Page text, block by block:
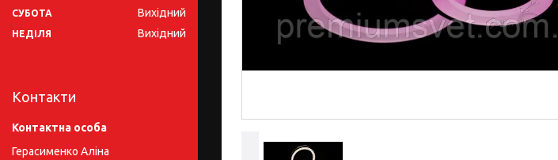
СУБОТА Вихідний
НЕДІЛЯ Вихідний
Контакти
Герасименко Аліна